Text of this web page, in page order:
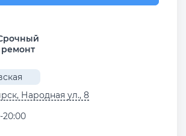
ремонт
Народная ул., 8
20:00